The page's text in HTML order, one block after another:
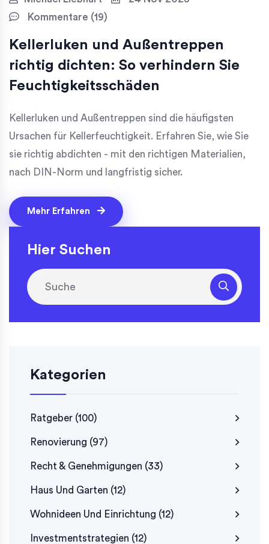
Kommentare (19)
Kellerluken und Außentreppen
richtig dichten: So verhindern Sie
Feuchtigkeitsschäden
Kellerluken und Außentreppen sind die häufigsten
Ursachen für Kellerfeuchtigkeit. Erfahren Sie, wie Sie
sie richtig abdichten - mit den richtigen Materialien,
nach DIN-Norm und langfristig sicher.
Mehr Erfahren
Hier Suchen
Kategorien
Ratgeber (100)
Renovierung (97)
Recht & Genehmigungen (33)
Haus Und Garten (12)
Wohnideen Und Einrichtung (12)
Investmentstrategien (12)